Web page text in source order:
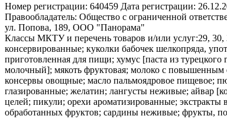
Номер регистрации: 640459 Дата регистрации:
Правообладатель: Общество с ограниченной
ул. Попова, 189, ООО "Панорама"
Классы МКТУ и перечень товаров и/или услуг:29, 30,
консервированные; куколки бабочек шелкопряда,
приготовленная для пищи; хумус [паста из
молочный]; мякоть фруктовая; молоко с повышенным
консервы овощные; масло пальмоядровое пищевое;
глазированные; желатин; лангусты неживые; айвар
целей; пикули; орехи ароматизированные;
обработанных фруктов; сардины неживые; фрукты,